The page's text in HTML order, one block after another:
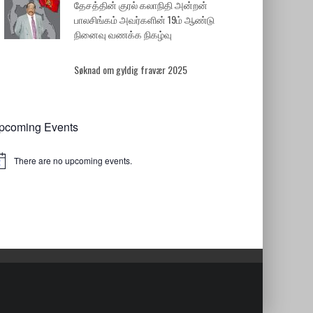
தேசத்தின் குரல் கலாநிதி அன்றன்
பாலசிங்கம் அவர்களின் 19ம் ஆண்டு
நினைவு வணக்க நிகழ்வு
Søknad om gyldig fravær 2025
Events
There are no upcoming events.